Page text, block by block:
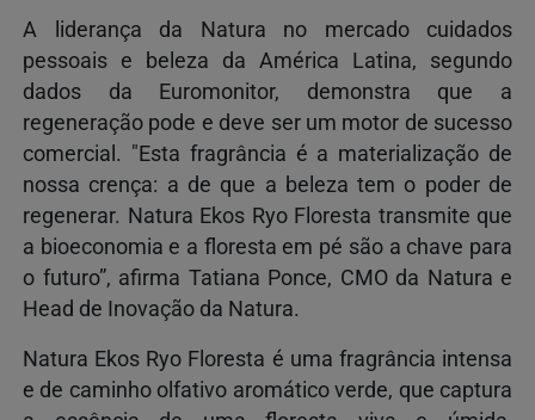
A liderança da Natura no mercado cuidados
pessoais e beleza da América Latina, segundo
dados da Euromonitor, demonstra que a
regeneração pode e deve ser um motor de sucesso
comercial. "Esta fragrância é a materialização de
nossa crença: a de que a beleza tem o poder de
regenerar. Natura Ekos Ryo Floresta transmite que
a bioeconomia e a floresta em pé são a chave para
o futuro”, afirma Tatiana Ponce, CMO da Natura e
Head de Inovação da Natura.
Natura Ekos Ryo Floresta é uma fragrância intensa
e de caminho olfativo aromático verde, que captura